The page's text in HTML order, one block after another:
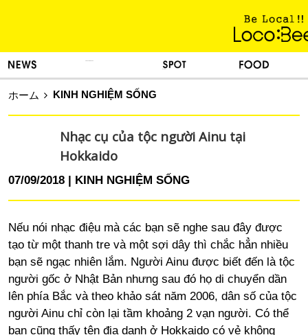
ホーム KINH NGHIỆM SỐNG
Nhạc cụ của tộc người Ainu tại
Hokkaido
07/09/2018 KINH NGHIỆM SỐNG
Nếu nói nhạc điệu mà các bạn sẽ nghe sau đây được
tạo từ một thanh tre và một sợi dây thì chắc hẳn nhiều
bạn sẽ ngạc nhiên lắm. Người Ainu được biết đến là tộc
người gốc ở Nhật Bản nhưng sau đó họ di chuyển dần
lên phía Bắc và theo khảo sát năm 2006, dân số của tộc
người Ainu chỉ còn lại tầm khoảng 2 vạn người. Có thể
bạn cũng thấy tên địa danh ở Hokkaido có vẻ không